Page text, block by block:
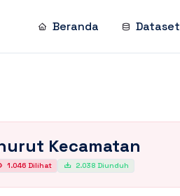
Beranda Dataset
Kecamatan
1.046 Dilihat 2.038 Diunduh